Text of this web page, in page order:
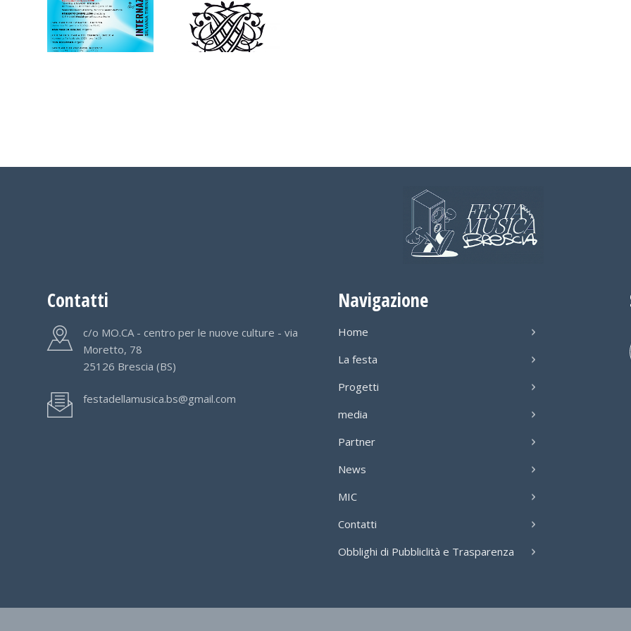
Contatti
c/o MO.CA - centro per le nuove culture - via
Moretto, 78
25126 Brescia (BS)
festadellamusica.bs@gmail.com
Navigazione
Home
La festa
Progetti
media
Partner
News
MIC
Contatti
Obblighi di Pubbliclità e Trasparenza